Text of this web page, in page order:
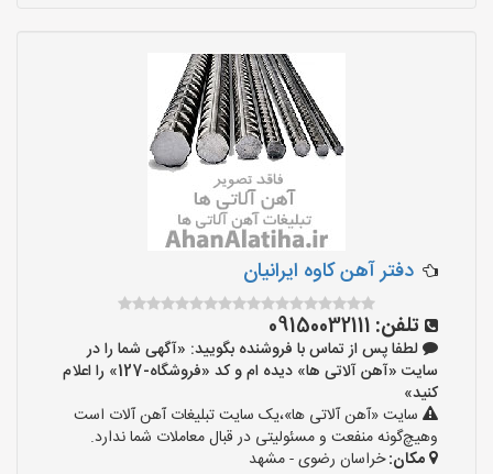
دفتر آهن کاوه ایرانیان
تلفن: 09150032111
لطفا پس از تماس با فروشنده بگویید: «آگهی شما را در
سایت «آهن آلاتی ها» دیده ام و کد «فروشگاه-127» را اعلام
کنید»
سایت «آهن آلاتی ها»،یک سایت تبلیغات آهن آلات است
وهیچ‌گونه منفعت و مسئولیتی در قبال معاملات شما ندارد.
مکان:خراسان رضوی - مشهد